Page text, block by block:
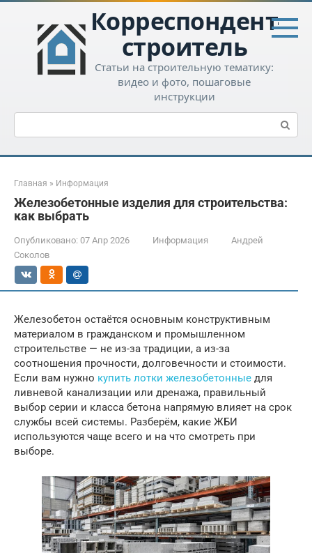
Перейти
контенту
Корреспондент-
строитель
Статьи на строительную тематику:
видео и фото, пошаговые
инструкции
Поиск:
Главная » Информация
Железобетонные изделия для строительства:
как выбрать
Опубликовано: 07 Апр 2026 Информация
Андрей
Соколов
Железобетон остаётся основным конструктивным
материалом в гражданском и промышленном
строительстве — не из-за традиции, а из-за
соотношения прочности, долговечности и стоимости.
Если вам нужно купить лотки железобетонные для
ливневой канализации или дренажа, правильный
выбор серии и класса бетона напрямую влияет на срок
службы всей системы. Разберём, какие ЖБИ
используются чаще всего и на что смотреть при
выборе.